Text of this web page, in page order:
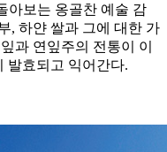
아보는 옹골찬 예술 감
, 하얀 쌀과 그에 대한 가
과 연잎주의 전통이 이
발효되고 익어간다.